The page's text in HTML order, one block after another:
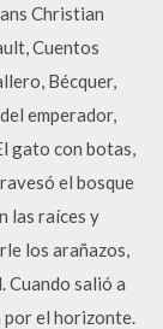
Christian
Cuentos
Bécquer,
emperador,
gato con botas,
el bosque
las raíces y
los arañazos,
Cuando salió a
el horizonte.